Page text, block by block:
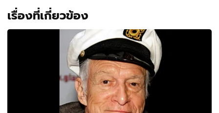
เรื่องที่เกี่ยวข้อง